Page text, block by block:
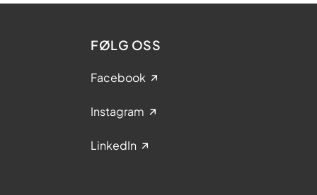
FØLG OSS
Facebook
Instagram
LinkedIn